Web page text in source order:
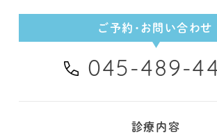
ご予約・お問い合わせ
045-489-
診療内容